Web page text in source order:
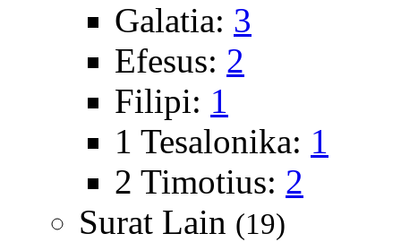
Galatia: 3
Efesus: 2
Filipi: 1
1 Tesalonika: 1
2 Timotius: 2
Surat Lain (19)